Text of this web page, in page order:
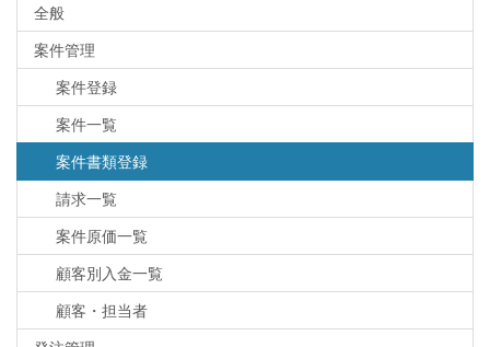
全般
案件管理
案件登録
案件一覧
案件書類登録
請求一覧
案件原価一覧
顧客別入金一覧
顧客・担当者